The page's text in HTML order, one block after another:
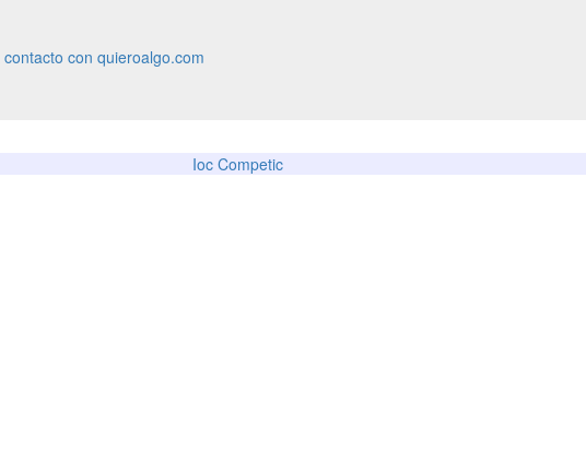
con quieroalgo.com
Ioc Competic